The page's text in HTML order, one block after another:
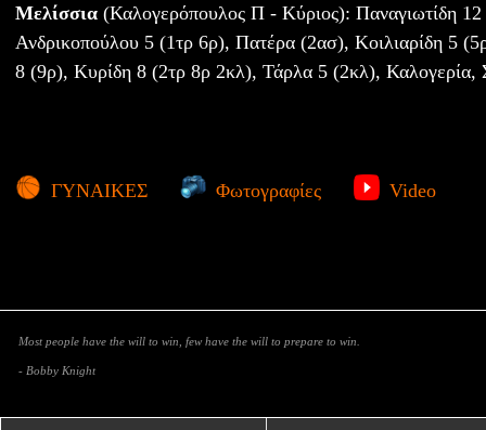
Μελίσσια (Καλογερόπουλος Π - Κύριος): Παναγιωτίδη
Ανδρικοπούλου 5 (1τρ 6ρ), Πατέρα (2ασ), Κοιλιαρίδη 5
8 (9ρ), Κυρίδη 8 (2τρ 8ρ 2κλ), Τάρλα 5 (2κλ), Καλογερία,
ΓΥΝΑΙΚΕΣ Φωτογραφίες Video
Most people have the will to win, few have the will to prepare to win.
- Bobby Knight